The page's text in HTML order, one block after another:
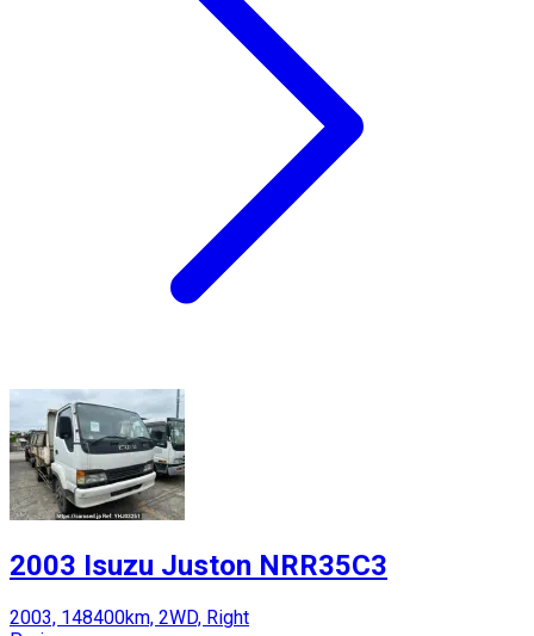
2003 Isuzu Juston NRR35C3
2003, 148400km, 2WD, Right